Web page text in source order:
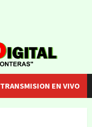
TRANSMISION EN VIVO